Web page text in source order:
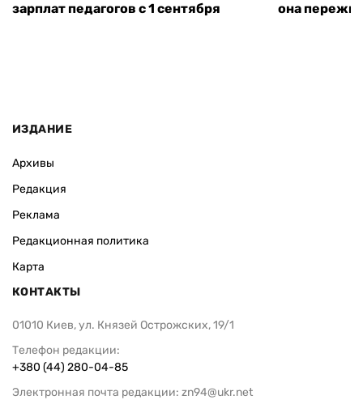
зарплат педагогов с 1 сентября
она
ИЗДАНИЕ
Архивы
Редакция
Реклама
Редакционная политика
Карта
КОНТАКТЫ
01010 Киев, ул. Князей Острожских, 19/1
Телефон редакции:
+380 (44) 280-04-85
Электронная почта редакции: zn94@ukr.net